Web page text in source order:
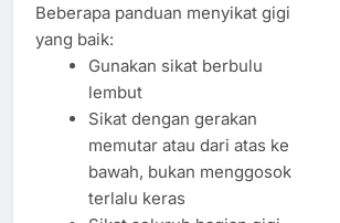
Beberapa panduan menyikat gigi
yang baik:
Gunakan sikat berbulu
lembut
Sikat dengan gerakan
memutar atau dari atas ke
bawah, bukan menggosok
terlalu keras